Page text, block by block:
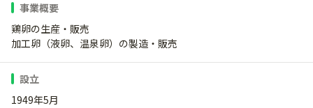
事業概要
鶏卵の生産・販売
加工卵（液卵、温泉卵）の製造・販売
設立
1949年5月